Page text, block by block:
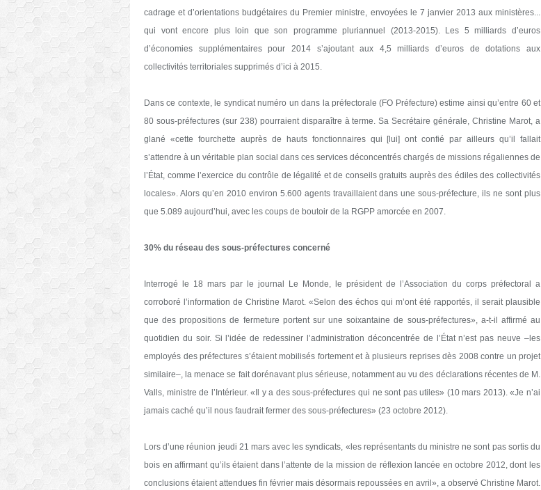
o
e
r
t
s
r
i
c
cadrage et d’orientations budgétaires du Premier ministre, envoyées le 7 janvier 2013 aux ministères...
qui vont encore plus loin que son programme pluriannuel (2013-2015). Les 5 milliards d’euros
d’économies supplémentaires pour 2014 s’ajoutant aux 4,5 milliards d’euros de dotations aux
collectivités territoriales supprimés d’ici à 2015.
Dans ce contexte, le syndicat numéro un dans la préfectorale (FO Préfecture) estime ainsi qu’entre 60 et
80 sous-préfectures (sur 238) pourraient disparaître à terme. Sa Secrétaire générale, Christine Marot, a
glané «cette fourchette auprès de hauts fonctionnaires qui [lui] ont confié par ailleurs qu’il fallait
s’attendre à un véritable plan social dans ces services déconcentrés chargés de missions régaliennes de
l’État, comme l’exercice du contrôle de légalité et de conseils gratuits auprès des édiles des collectivités
locales». Alors qu’en 2010 environ 5.600 agents travaillaient dans une sous-préfecture, ils ne sont plus
que 5.089 aujourd’hui, avec les coups de boutoir de la RGPP amorcée en 2007.
30% du réseau des sous-préfectures concerné
Interrogé le 18 mars par le journal Le Monde, le président de l’Association du corps préfectoral a
corroboré l’information de Christine Marot. «Selon des échos qui m’ont été rapportés, il serait plausible
que des propositions de fermeture portent sur une soixantaine de sous-préfectures», a-t-il affirmé au
quotidien du soir. Si l’idée de redessiner l’administration déconcentrée de l’État n’est pas neuve –les
employés des préfectures s’étaient mobilisés fortement et à plusieurs reprises dès 2008 contre un projet
similaire–, la menace se fait dorénavant plus sérieuse, notamment au vu des déclarations récentes de M.
Valls, ministre de l’Intérieur. «Il y a des sous-préfectures qui ne sont pas utiles» (10 mars 2013). «Je n’ai
jamais caché qu’il nous faudrait fermer des sous-préfectures» (23 octobre 2012).
Lors d’une réunion jeudi 21 mars avec les syndicats, «les représentants du ministre ne sont pas sortis du
bois en affirmant qu’ils étaient dans l’attente de la mission de réflexion lancée en octobre 2012, dont les
conclusions étaient attendues fin février mais désormais repoussées en avril», a observé Christine Marot.